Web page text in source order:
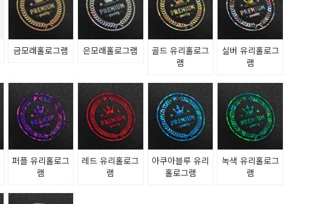
금모래홀로그램 은모래홀로그램
골드 유리홀로그
램
실버 유리홀로그
램
퍼플 유리홀로그
램
레드 유리홀로그
램
아쿠아블루 유리
홀로그램
녹색 유리홀로그
램